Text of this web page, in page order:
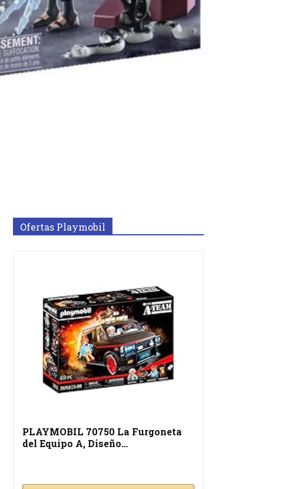
Ofertas Playmobil
PLAYMOBIL 70750 La Furgoneta
del Equipo A, Diseño…